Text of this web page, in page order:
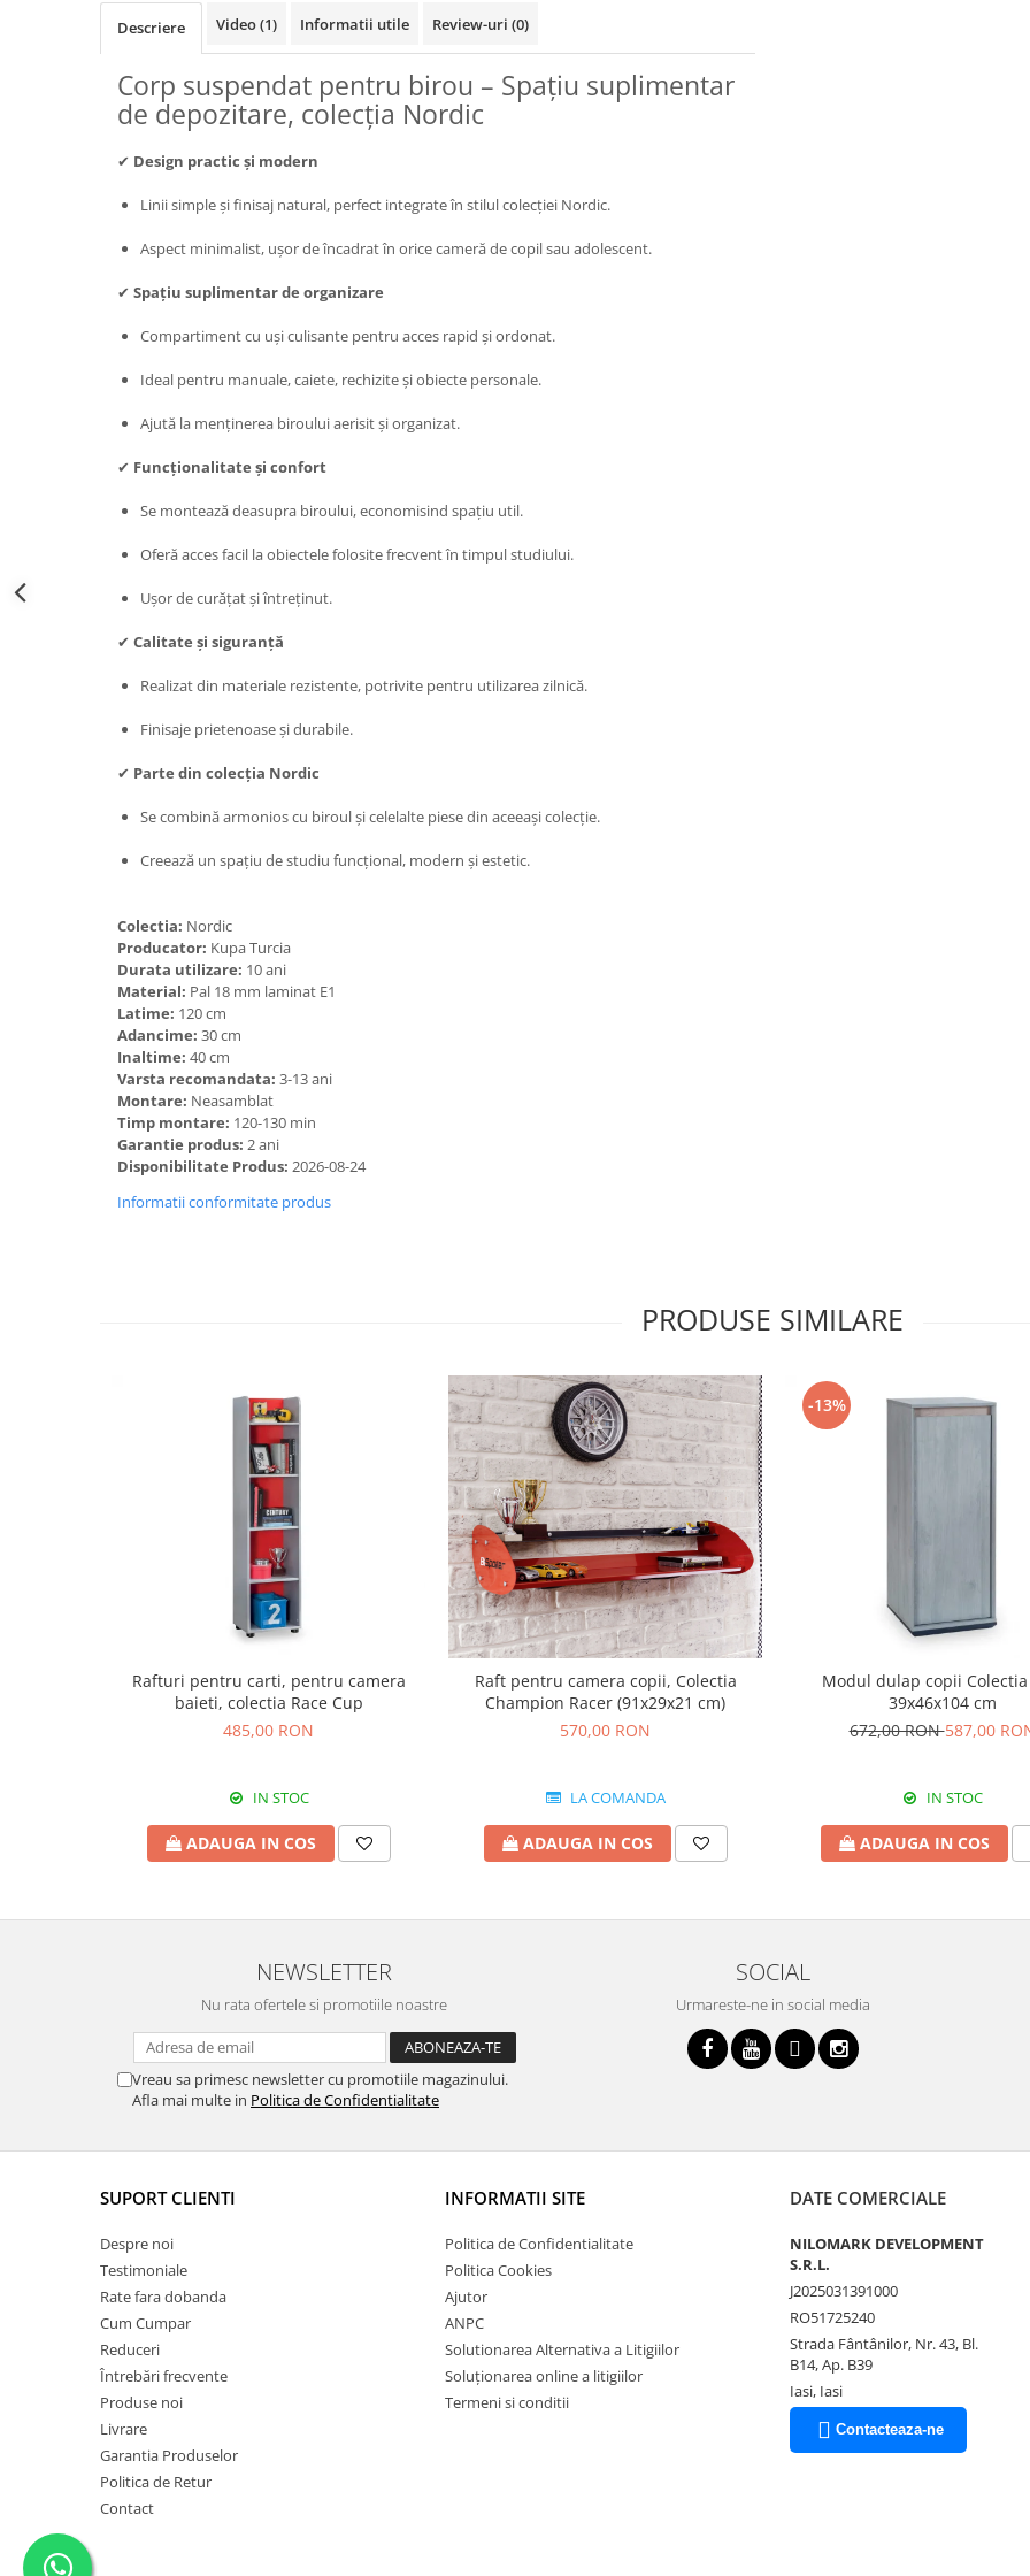
Descriere Video(1) Informatii utile Review-uri (0)
Corp suspendat pentru birou – Spațiu suplimentar
de depozitare, colecția Nordic
✔ Design practic și modern
Linii simple și finisaj natural, perfect integrate în stilul colecției Nordic.
Aspect minimalist, ușor de încadrat în orice cameră de copil sau adolescent.
✔ Spațiu suplimentar de organizare
Compartiment cu uși culisante pentru acces rapid și ordonat.
Ideal pentru manuale, caiete, rechizite și obiecte personale.
Ajută la menținerea biroului aerisit și organizat.
✔ Funcționalitate și confort
Se montează deasupra biroului, economisind spațiu util.
Oferă acces facil la obiectele folosite frecvent în timpul studiului.
Ușor de curățat și întreținut.
✔ Calitate și siguranță
Realizat din materiale rezistente, potrivite pentru utilizarea zilnică.
Finisaje prietenoase și durabile.
✔ Parte din colecția Nordic
Se combină armonios cu biroul și celelalte piese din aceeași colecție.
Creează un spațiu de studiu funcțional, modern și estetic.
Colectia: Nordic
Producator: Kupa Turcia
Durata utilizare: 10 ani
Material: Pal 18 mm laminat E1
Latime: 120 cm
Adancime: 30 cm
Inaltime: 40 cm
Varsta recomandata: 3-13 ani
Montare: Neasamblat
Timp montare: 120-130 min
Garantie produs: 2 ani
Disponibilitate Produs: 2026-08-24
Informatii conformitate produs
PRODUSE SIMILARE
Rafturi pentru carti, pentru camera
baieti, colectia Race Cup
485,00 RON
IN STOC
ADAUGA IN COS
Raft pentru camera copii, Colectia
Champion Racer (91x29x21 cm)
570,00 RON
LA COMANDA
ADAUGA IN COS
-13%
Modul dulap copii
39x46x104 cm
672,00 RON587,00
IN STOC
ADAUGA IN COS
NEWSLETTER
Nu rata ofertele si promotiile noastre
Vreau sa primesc newsletter cu promotiile magazinului.
Afla mai multe in Politica de Confidentialitate
SOCIAL
Urmareste-ne in social media
SUPORT CLIENTI
Despre noi
Testimoniale
Rate fara dobanda
Cum Cumpar
Reduceri
Întrebări frecvente
Produse noi
Livrare
Garantia Produselor
Politica de Retur
Contact
INFORMATII SITE
Politica de Confidentialitate
Politica Cookies
Ajutor
ANPC
Solutionarea Alternativa a Litigiilor
Soluționarea online a litigiilor
Termeni si conditii
DATE COMERCIALE
NILOMARK DEVELOPMENT
S.R.L.
J2025031391000
RO51725240
Strada Fântânilor, Nr. 43, Bl.
B14, Ap. B39
Iasi, Iasi
Contacteaza-ne